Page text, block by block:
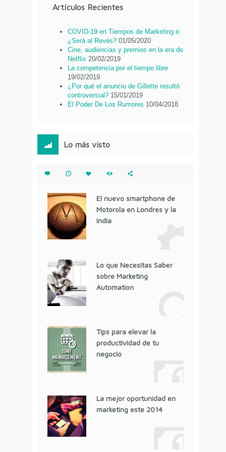
Artículos Recientes
COVID-19 en Tiempos de Marketing o
¿Será al Revés? 01/05/2020
Cine, audiencias y premios en la era de
Netflix 20/02/2019
La competencia por el tiempo libre
19/02/2019
¿Por qué el anuncio de Gillette resultó
controversial? 15/01/2019
El Poder De Los Rumores 10/04/2018
Lo más visto
El nuevo smartphone de
Motorola en Londres y la
India
Lo que Necesitas Saber
sobre Marketing
Automation
Tips para elevar la
productividad de tu
negocio
La mejor oportunidad en
marketing este 2014